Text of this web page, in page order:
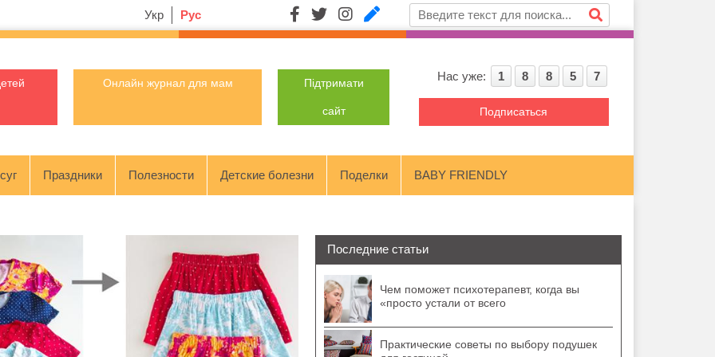
Укр Рус
Онлайн журнал для мам Підтримати
сайт
Нас уже: 1 8 8 5 7
Подписаться
Праздники Полезности Детские болезни Поделки BABY FRIENDLY
Последние статьи
Чем поможет психотерапевт, когда вы
«просто устали от всего
Практические советы по выбору подушек